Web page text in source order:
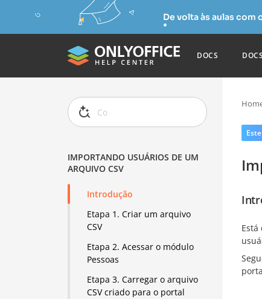
De volta às aulas com
DOCS
IMPORTANDO USUÁRIOS DE UM
ARQUIVO CSV
Introdução
Etapa 1. Criar um arquivo
CSV
Etapa 2. Acessar o módulo
Pessoas
Etapa 3. Carregar o arquivo
CSV criado para o portal